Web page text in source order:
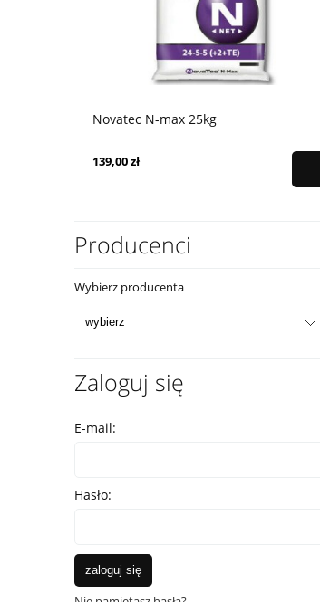
Novatec N-max 25kg
139,00 zł
Producenci
Wybierz producenta
Zaloguj się
E-mail:
Hasło:
zaloguj się